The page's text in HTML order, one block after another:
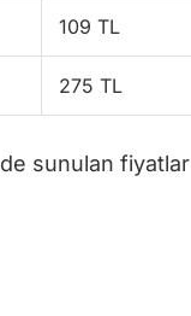
109 TL
275 TL
sunulan fiyatlar